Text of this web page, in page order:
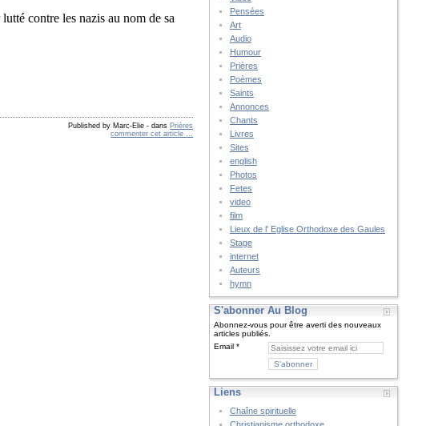
contre les nazis au nom de sa
Published by Marc-Elie - dans Prières
commenter cet article
Pensées
Art
Audio
Humour
Prières
Poèmes
Saints
Annonces
Chants
Livres
Sites
english
Photos
Fetes
video
film
Lieux de l' Eglise Orthodoxe des Gaules
Stage
internet
Auteurs
hymn
S'abonner Au Blog
Abonnez-vous pour être averti des nouveaux
articles publiés.
Email
Liens
Chaîne spirituelle